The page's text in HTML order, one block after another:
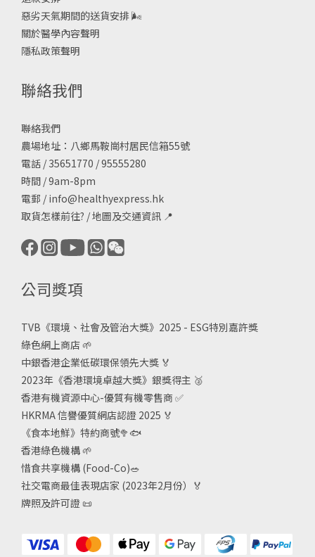
惡劣天氣期間的送貨安排🌬
關於醫學內容聲明
隱私政策聲明
聯絡我們
聯絡我們
農場地址：八鄉馬鞍崗村居民信箱55號
電話 / 35651770 / 95555280
時間 / 9am-8pm
電郵 / info@healthyexpress.hk
取貨怎樣前往? /地圖及交通資訊 📍
公司獎項
TVB《環境、社會及管治大獎》2025 - ESG特別嘉許獎
綠色網上商店 🌱
中銀香港企業低碳環保領先大獎 🏅
2023年《香港環境卓越大獎》銀獎得主 🥈
香港有機資源中心-優質有機零售商✅
HKRMA 信譽優質網店認證 2025 🏅
《食本地鮮》特約商號🥦🐟
香港綠色機構 🌱
惜食共享機構 (Food-Co)🥗
社交電商最佳表現店家 (2023年2月份）🏅
牌照及許可證 📜